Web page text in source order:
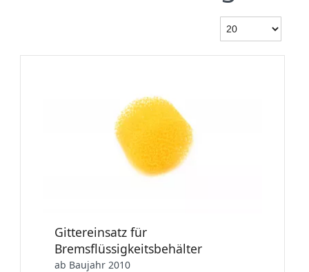
Gittereinsatz für
Bremsflüssigkeitsbehälter
ab Baujahr 2010